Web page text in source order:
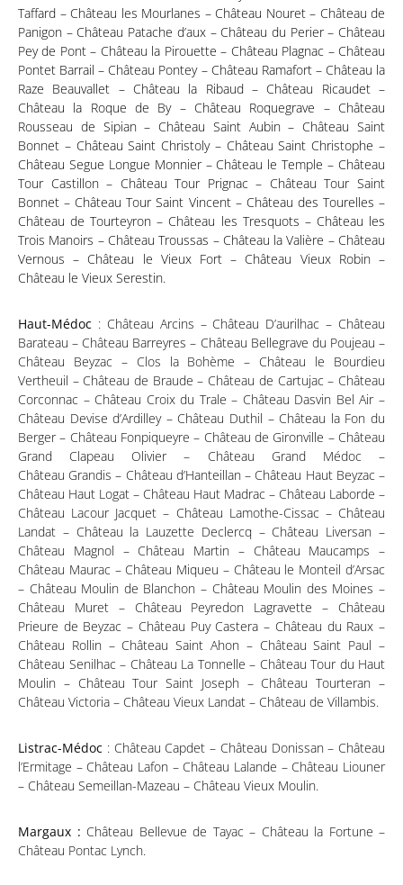
Taffard – Château les Mourlanes – Château Nouret – Château de
Panigon – Château Patache d’aux – Château du Perier – Château
Pey de Pont – Château la Pirouette – Château Plagnac – Château
Pontet Barrail – Château Pontey – Château Ramafort – Château la
Raze Beauvallet – Château la Ribaud – Château Ricaudet –
Château la Roque de By – Château Roquegrave – Château
Rousseau de Sipian – Château Saint Aubin – Château Saint
Bonnet – Château Saint Christoly – Château Saint Christophe –
Château Segue Longue Monnier – Château le Temple – Château
Tour Castillon – Château Tour Prignac – Château Tour Saint
Bonnet – Château Tour Saint Vincent – Château des Tourelles –
Château de Tourteyron – Château les Tresquots – Château les
Trois Manoirs – Château Troussas – Château la Valière – Château
Vernous – Château le Vieux Fort – Château Vieux Robin –
Château le Vieux Serestin.
Haut-Médoc : Château Arcins – Château D’aurilhac – Château
Barateau – Château Barreyres – Château Bellegrave du Poujeau –
Château Beyzac – Clos la Bohème – Château le Bourdieu
Vertheuil – Château de Braude – Château de Cartujac – Château
Corconnac – Château Croix du Trale – Château Dasvin Bel Air –
Château Devise d’Ardilley – Château Duthil – Château la Fon du
Berger – Château Fonpiqueyre – Château de Gironville – Château
Grand Clapeau Olivier – Château Grand Médoc –
Château Grandis – Château d’Hanteillan – Château Haut Beyzac –
Château Haut Logat – Château Haut Madrac – Château Laborde –
Château Lacour Jacquet – Château Lamothe-Cissac – Château
Landat – Château la Lauzette Declercq – Château Liversan –
Château Magnol – Château Martin – Château Maucamps –
Château Maurac – Château Miqueu – Château le Monteil d’Arsac
– Château Moulin de Blanchon – Château Moulin des Moines –
Château Muret – Château Peyredon Lagravette – Château
Prieure de Beyzac – Château Puy Castera – Château du Raux –
Château Rollin – Château Saint Ahon – Château Saint Paul –
Château Senilhac – Château La Tonnelle – Château Tour du Haut
Moulin – Château Tour Saint Joseph – Château Tourteran –
Château Victoria – Château Vieux Landat – Château de Villambis.
Listrac-Médoc : Château Capdet – Château Donissan – Château
l’Ermitage – Château Lafon – Château Lalande – Château Liouner
– Château Semeillan-Mazeau – Château Vieux Moulin.
Margaux : Château Bellevue de Tayac – Château la Fortune –
Château Pontac Lynch.